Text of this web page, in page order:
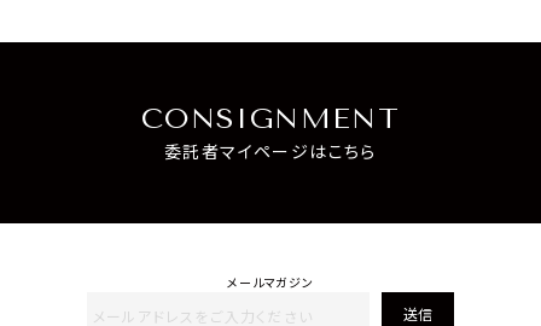
CONSIGNMENT
委託者マイページはこちら
メールマガジン
送信